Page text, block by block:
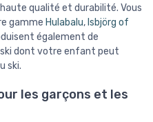
qualité et durabilité. Vous
gamme Hulabalu, Isbjörg of
également de
dont votre enfant peut
ski.
les garçons et les